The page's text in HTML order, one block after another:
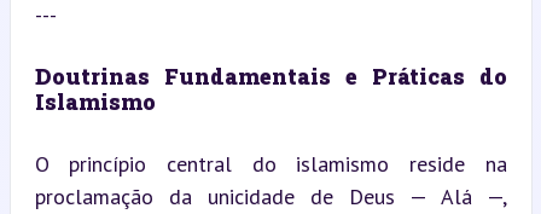
---
Doutrinas Fundamentais e Práticas do
Islamismo
O princípio central do islamismo reside na
proclamação da unicidade de Deus — Alá —,